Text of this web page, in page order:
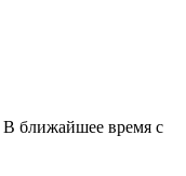
ближайшее время с